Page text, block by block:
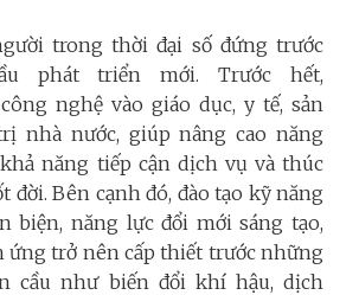
trong thời đại số đứng trước
phát triển mới. Trước hết,
nghệ vào giáo dục, y tế, sản
nhà nước, giúp nâng cao năng
năng tiếp cận dịch vụ và thúc
đời. Bên cạnh đó, đào tạo kỹ năng
biện, năng lực đổi mới sáng tạo,
ứng trở nên cấp thiết trước những
cầu như biến đổi khí hậu, dịch